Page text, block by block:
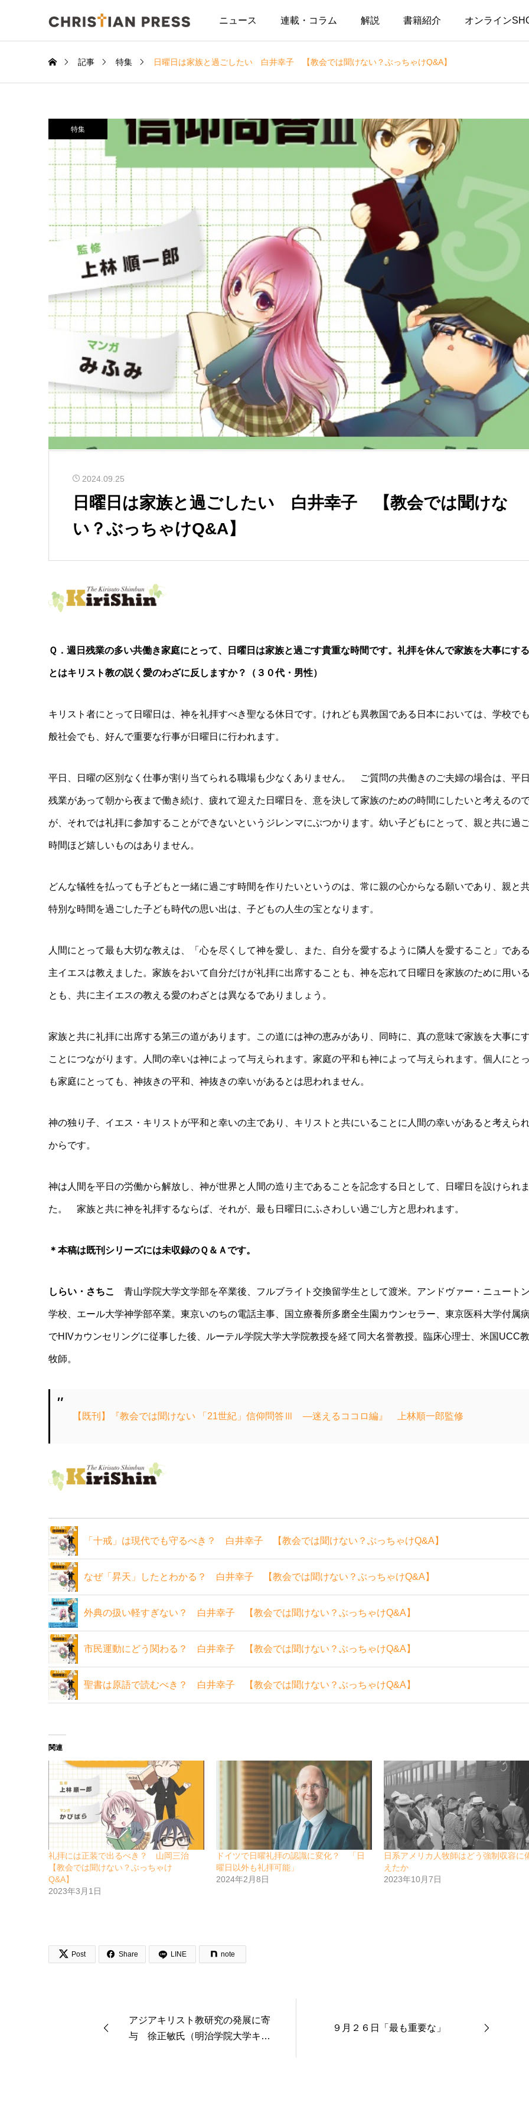
ニュース 連載・コラム 解説 書籍紹介 オンライン
記事 特集 日曜日は家族と過ごしたい 白井幸子 【教会では聞けない？ぶっちゃけQ&A】
特集
2024.09.25
日曜日は家族と過ごしたい 白井幸子 【教会では聞けな
い？ぶっちゃけQ&A】
Ｑ．週日残業の多い共働き家庭にとって、日曜日は家族と過ごす貴重な時間です。礼拝を休んで家族を大事にす
とはキリスト教の説く愛のわざに反しますか？（３０代・男性）
キリスト者にとって日曜日は、神を礼拝すべき聖なる休日です。けれども異教国である日本においては、学校で
般社会でも、好んで重要な行事が日曜日に行われます。
平日、日曜の区別なく仕事が割り当てられる職場も少なくありません。 ご質問の共働きのご夫婦の場合は、平
残業があって朝から夜まで働き続け、疲れて迎えた日曜日を、意を決して家族のための時間にしたいと考えるの
が、それでは礼拝に参加することができないというジレンマにぶつかります。幼い子どもにとって、親と共に過
時間ほど嬉しいものはありません。
どんな犠牲を払っても子どもと一緒に過ごす時間を作りたいというのは、常に親の心からなる願いであり、親と
特別な時間を過ごした子ども時代の思い出は、子どもの人生の宝となります。
人間にとって最も大切な教えは、「心を尽くして神を愛し、また、自分を愛するように隣人を愛すること」であ
主イエスは教えました。家族をおいて自分だけが礼拝に出席することも、神を忘れて日曜日を家族のために用い
とも、共に主イエスの教える愛のわざとは異なるでありましょう。
家族と共に礼拝に出席する第三の道があります。この道には神の恵みがあり、同時に、真の意味で家族を大事に
ことにつながります。人間の幸いは神によって与えられます。家庭の平和も神によって与えられます。個人にと
も家庭にとっても、神抜きの平和、神抜きの幸いがあるとは思われません。
神の独り子、イエス・キリストが平和と幸いの主であり、キリストと共にいることに人間の幸いがあると考えら
からです。
神は人間を平日の労働から解放し、神が世界と人間の造り主であることを記念する日として、日曜日を設けられ
た。 家族と共に神を礼拝するならば、それが、最も日曜日にふさわしい過ごし方と思われます。
＊本稿は既刊シリーズには未収録のＱ＆Ａです。
しらい・さちこ 青山学院大学文学部を卒業後、フルブライト交換留学生として渡米。アンドヴァー・ニュート
学校、エール大学神学部卒業。東京いのちの電話主事、国立療養所多磨全生園カウンセラー、東京医科大学付属
でHIVカウンセリングに従事した後、ルーテル学院大学大学院教授を経て同大名誉教授。臨床心理士、米国UCC
牧師。
【既刊】『教会では聞けない 「21世紀」信仰問答Ⅲ ―迷えるココロ編』 上林順一郎監修
「十戒」は現代でも守るべき？ 白井幸子 【教会では聞けない？ぶっちゃけQ&A】
なぜ「昇天」したとわかる？ 白井幸子 【教会では聞けない？ぶっちゃけQ&A】
外典の扱い軽すぎない？ 白井幸子 【教会では聞けない？ぶっちゃけQ&A】
市民運動にどう関わる？ 白井幸子 【教会では聞けない？ぶっちゃけQ&A】
聖書は原語で読むべき？ 白井幸子 【教会では聞けない？ぶっちゃけQ&A】
関連
礼拝には正装で出るべき？ 山岡三治
【教会では聞けない？ぶっちゃけ
Q&A】
2023年3月1日
ドイツで日曜礼拝の認識に変化？ 「日
曜日以外も礼拝可能」
2024年2月8日
日系アメリカ人牧師はどう強制収容に
えたか
2023年10月7日
 Post  Share LINE note
アジアキリスト教研究の発展に寄
与 徐正敏氏（明治学院大学キリ
９月２６日「最も重要な」